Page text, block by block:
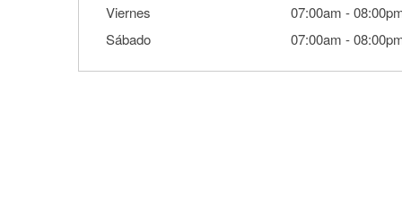
Viernes
07:00am -
Sábado
07:00am -